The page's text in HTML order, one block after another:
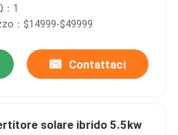
con modalità di
multiple Tolleranza
：1
：$14999-$49999
Contattaci
solare ibrido 5.5kw